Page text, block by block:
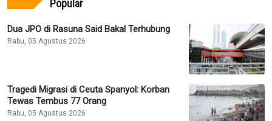
Popular
Dua JPO di Rasuna Said Bakal Terhubung
Rabu, 05 Agustus 2026
Tragedi Migrasi di Ceuta Spanyol: Korban
Tewas Tembus 77 Orang
Rabu, 05 Agustus 2026